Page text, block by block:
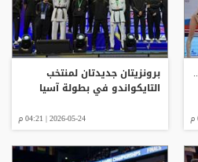
برونزيتان جديدتان لمنتخب
التايكواندو في بطولة آسيا
2026-05-24 | 04:21 م